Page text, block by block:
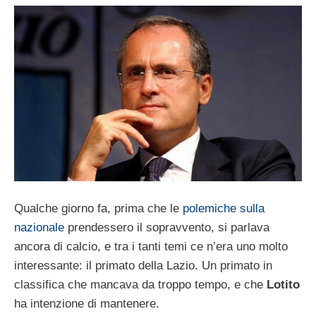
Qualche giorno fa, prima che le polemiche sulla
nazionale prendessero il sopravvento, si parlava
ancora di calcio, e tra i tanti temi ce n’era uno molto
interessante: il primato della Lazio. Un primato in
classifica che mancava da troppo tempo, e che Lotito
ha intenzione di mantenere.